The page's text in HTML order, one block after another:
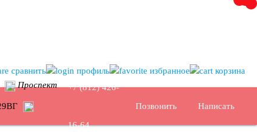
сравнить профиль избранное корзина
Проспект
+7 (812) 426-
16-64
Позвонить Написать